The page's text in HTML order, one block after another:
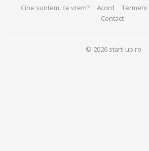
Cine suntem, ce vrem? Acord Termeni
Contact
© 2026 start-up.ro